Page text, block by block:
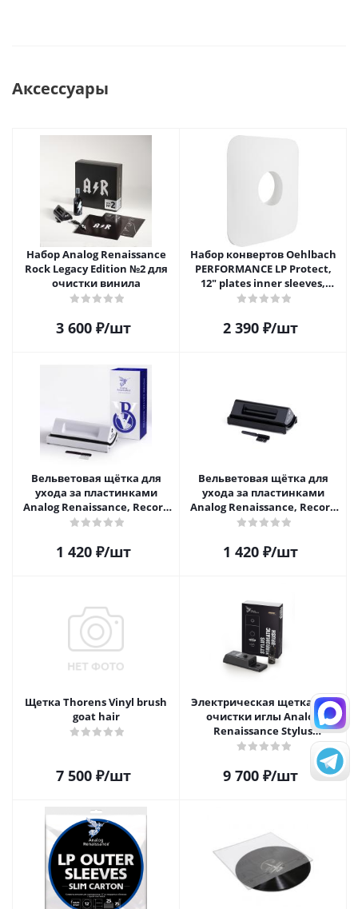
Аксессуары
Набор Analog Renaissance
Rock Legacy Edition №2 для
очистки винила
3 600₽/шт
Набор конвертов Oehlbach
PERFORMANCE LP Protect,
12" plates inner sleeves,
D1C2611
2 390₽/шт
Вельветовая щётка для
ухода за пластинками
Analog Renaissance, Record
Velvet Brush, AR-7152, White
1 420₽/шт
Вельветовая щётка для
ухода за пластинками
Analog Renaissance, Record
Velvet Brush, AR-7151, Black
1 420₽/шт
Щетка Thorens Vinyl brush
goat hair
7 500₽/шт
Электрическая щетка для
очистки иглы Analog
Renaissance Stylus
Vibromatic Pro-Brush
9 700₽/шт